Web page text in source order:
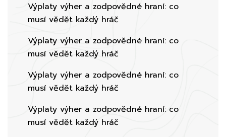
Výplaty výher a zodpovědné hraní: co
musí vědět každý hráč
Výplaty výher a zodpovědné hraní: co
musí vědět každý hráč
Výplaty výher a zodpovědné hraní: co
musí vědět každý hráč
Výplaty výher a zodpovědné hraní: co
musí vědět každý hráč